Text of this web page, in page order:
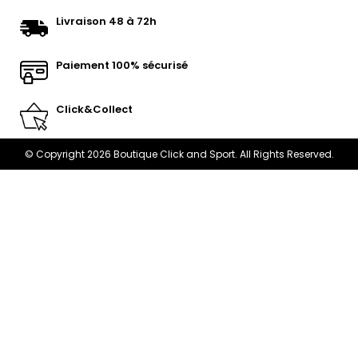
Livraison 48 à 72h
Paiement 100% sécurisé
Click&Collect
© Copyright 2026 Boutique Click and Sport. All Rights Reserved.